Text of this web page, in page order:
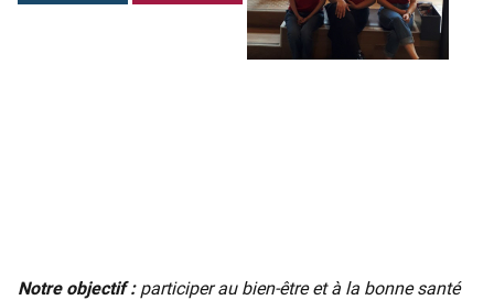
Notre objectif : participer au bien-être et à la bonne santé